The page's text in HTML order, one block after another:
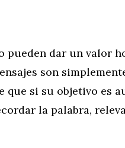
pueden dar un valor
son
que si su objetivo es
la palabra,